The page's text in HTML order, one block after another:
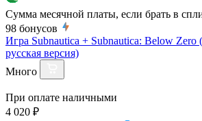
Сумма месячной платы, если брать в
98 бонусов
Игра Subnautica + Subnautica: Below Zero
русская версия)
Много
При оплате наличными
4 020 ₽